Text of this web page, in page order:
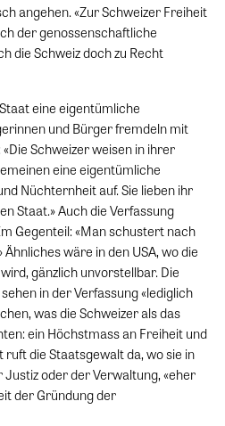
angehen. «Zur Schweizer Freiheit
der genossenschaftliche
die Schweiz doch zu Recht
eine eigentümliche
und Bürger fremdeln mit
Schweizer weisen in ihrer
eine eigentümliche
Nüchternheit auf. Sie lieben ihr
Staat.» Auch die Verfassung
Gegenteil: «Man schustert nach
wäre in den USA, wo die
gänzlich unvorstellbar. Die
in der Verfassung «lediglich
was die Schweizer als das
ein Höchstmass an Freiheit und
die Staatsgewalt da, wo sie in
oder der Verwaltung, «eher
der Gründung der